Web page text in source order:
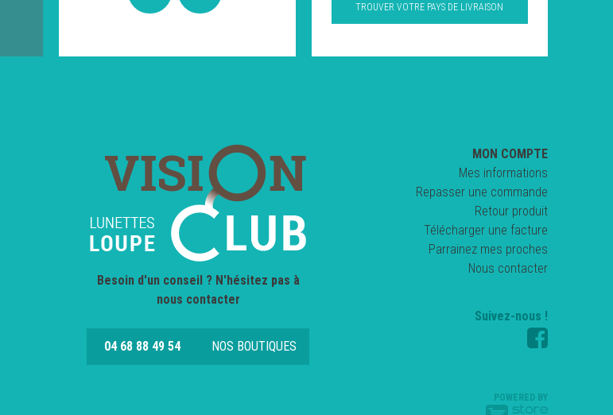
TROUVER VOTRE PAYS DE LIVRAISON
Besoin d'un conseil ? N'hésitez pas à
nous contacter
04 68 88 49 54 NOS BOUTIQUES
MON COMPTE
Mes informations
Repasser une commande
Retour produit
Télécharger une facture
Parrainez mes proches
Nous contacter
Suivez-nous !
POWERED BY